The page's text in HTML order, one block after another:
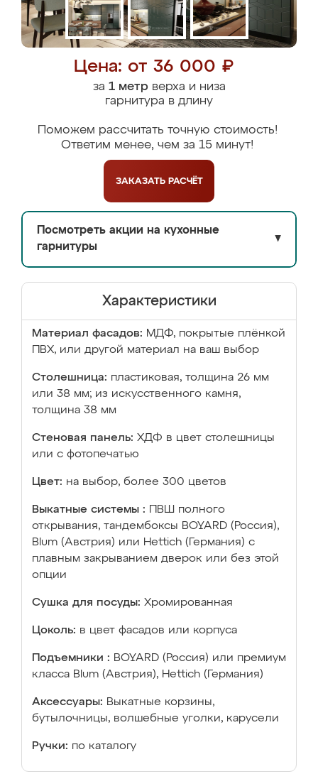
Цена: от 36 000 ₽
за 1 метрверха и низа
гарнитура в длину
Поможем рассчитать точную стоимость!
Ответим менее, чем за 15 минут!
ЗАКАЗАТЬ РАСЧЁТ
Посмотреть акции на кухонные
гарнитуры
▼
Характеристики
Материал фасадов: МДФ, покрытые плёнкой
ПВХ, или другой материал на ваш выбор
Столешница: пластиковая, толщина 26 мм
или 38 мм; из искусственного камня,
толщина 38 мм
Стеновая панель: ХДФ в цвет столешницы
или с фотопечатью
Цвет: на выбор, более 300 цветов
Выкатные системы :
ПВШ полного
открывания, тандембоксы BOYARD (Россия),
Blum (Австрия) или Hettich (Германия) с
плавным закрыванием дверок или без этой
опции
Сушка для посуды: Хромированная
Цоколь: в цвет фасадов или корпуса
Подъемники : BOYARD (Россия) или премиум
класса Blum (Австрия), Hettich (Германия)
Аксессуары: Выкатные корзины,
бутылочницы, волшебные уголки, карусели
Ручки: по каталогу